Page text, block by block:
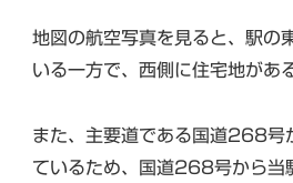
地図の航空写真を見ると、駅の
いる一方で、西側に住宅地があ
また、主要道である国道268号
ているため、国道268号から当